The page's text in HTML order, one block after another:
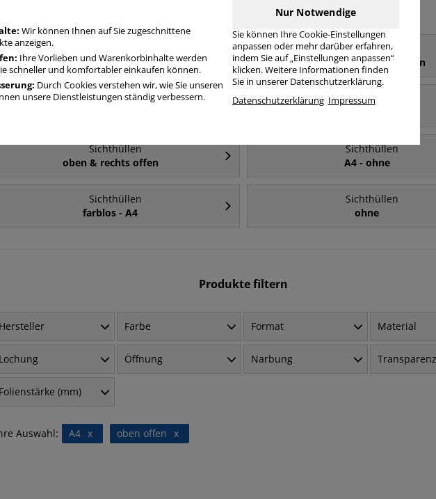
Häufig gesucht
A4
Sichthüllen
A4 - oben & rechts offen
Sichthüllen
Sichthüllen
Sichthüllen
oben & rechts offen
Sichthüllen
A4 - ohne
Sichthüllen
farblos - A4
Sichthüllen
ohne
Produkte filtern
Hersteller Farbe Format Material
Lochung Öffnung Narbung Transparenz
Folienstärke (mm)
Auswahl: x
A4 x
oben offen
Wir können Ihnen auf Sie zugeschnittene
anzeigen.
Ihre Vorlieben und Warenkorbinhalte werden
schneller und komfortabler einkaufen können.
Durch Cookies verstehen wir, wie Sie unseren
unsere Dienstleistungen ständig verbessern.
Nur Notwendige
Sie können Ihre Cookie-Einstellungen
anpassen oder mehr darüber erfahren,
indem Sie auf „Einstellungen anpassen“
klicken. Weitere Informationen finden
Sie in unserer Datenschutzerklärung.
Datenschutzerklärung Impressum